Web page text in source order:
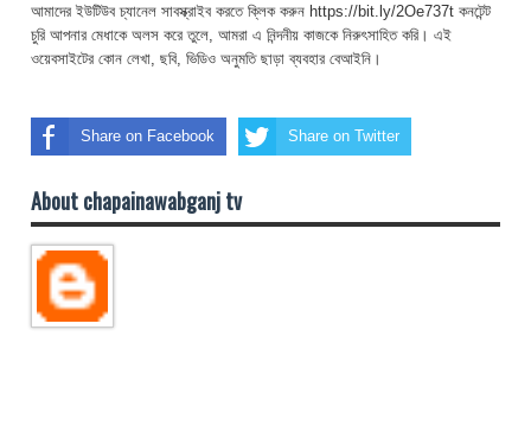
আমাদের ইউটিউব চ্যানেল সাবস্ক্রাইব করতে ক্লিক করুন https://bit.ly/2Oe737t কনটেন্ট
চুরি আপনার মেধাকে অলস করে তুলে, আমরা এ নিন্দনীয় কাজকে নিরুৎসাহিত করি। এই
ওয়েবসাইটের কোন লেখা, ছবি, ভিডিও অনুমতি ছাড়া ব্যবহার বেআইনি।
Share on Facebook Share on Twitter
About chapainawabganj tv